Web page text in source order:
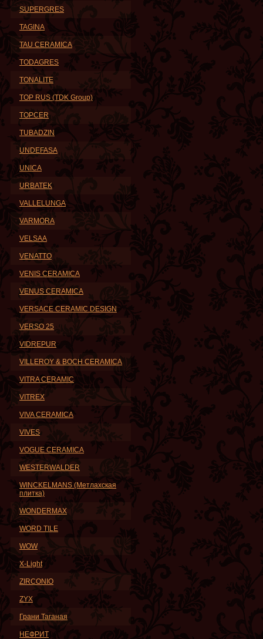
SUPERGRES
TAGINA
TAU CERAMICA
TODAGRES
TONALITE
TOP RUS (TDK Group)
TOPCER
TUBADZIN
UNDEFASA
UNICA
URBATEK
VALLELUNGA
VARMORA
VELSAA
VENATTO
VENIS CERAMICA
VENUS CERAMICA
VERSACE CERAMIC DESIGN
VERSO 25
VIDREPUR
VILLEROY & BOCH CERAMICA
VITRA CERAMIC
VITREX
VIVA CERAMICA
VIVES
VOGUE CERAMICA
WESTERWALDER
WINCKELMANS (Метлахская
плитка)
WONDERMAX
WORD TILE
WOW
X-Light
ZIRCONIO
ZYX
Грани Таганая
НЕФРИТ